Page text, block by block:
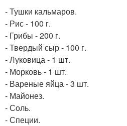
- Тушки кальмаров.
- Рис - 100 г.
- Грибы - 200 г.
- Твердый сыр - 100 г.
- Луковица - 1 шт.
- Морковь - 1 шт.
- Вареные яйца - 3 шт.
- Майонез.
- Соль.
- Специи.